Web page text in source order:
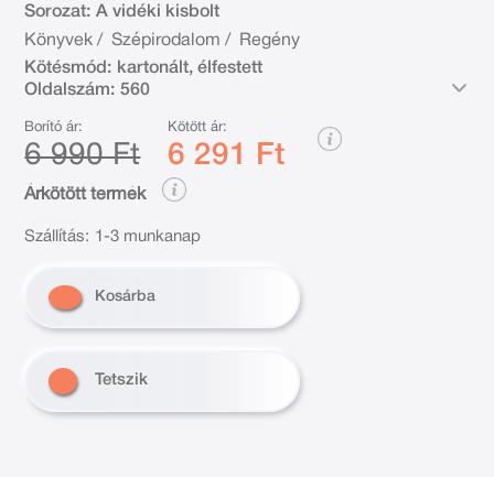
Sorozat: A vidéki kisbolt
Könyvek / Szépirodalom /
Regény
Kötésmód: kartonált, élfestett
Oldalszám: 560
Borító ár:
6 990 Ft
Kötött ár:
6 291 Ft
Árkötött termék
Szállítás: 1-3 munkanap
Kosárba
Tetszik